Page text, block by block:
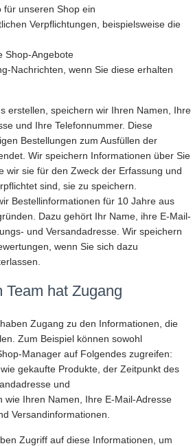
für unseren Shop ein
Verpflichtungen, beispielsweise die
Shop-Angebote
Nachrichten, wenn Sie diese erhalten
erstellen, speichern wir Ihren Namen, Ihre
und Ihre Telefonnummer. Diese
Bestellungen zum Ausfüllen der
Wir speichern Informationen über Sie
wir sie für den Zweck der Erfassung und
sind, sie zu speichern.
Bestellinformationen für 10 Jahre aus
Dazu gehört Ihr Name, ihre E-Mail-
und Versandadresse. Wir speichern
wenn Sie sich dazu
hat Zugang
Zugang zu den Informationen, die
Zum Beispiel können sowohl
Manager auf Folgendes zugreifen:
gekaufte Produkte, der Zeitpunkt des
und
wie Ihren Namen, Ihre E-Mail-Adresse
Versandinformationen.
Zugriff auf diese Informationen, um